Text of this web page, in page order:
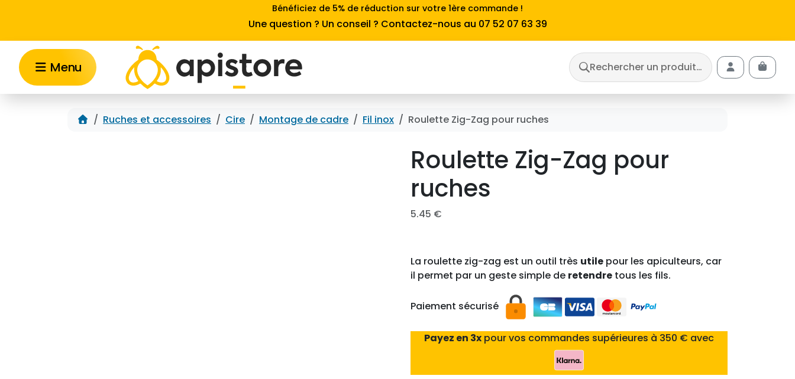
Bénéficiez de 5% de réduction sur votre 1ère commande !
Une question ? Un conseil ? Contactez-nous au 07 52 07 63 39
Menu
Rechercher un produit…
Account
Cart
Accueil
Ruches et accessoires Cire Montage de cadre Fil inox Roulette Zig-Zag pour ruches
Roulette Zig-Zag pour
ruches
5.45 €
La roulette zig-zag est un outil très utile pour les apiculteurs, car
il permet par un geste simple de retendre tous les fils.
Paiement sécurisé
Payez en 3x pour vos commandes supérieures à 350 € avec